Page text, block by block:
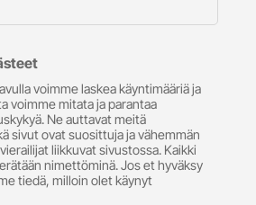
voimme laskea käyntimääriä ja
voimme mitata ja parantaa
Ne auttavat meitä
sivut ovat suosittuja ja vähemmän
liikkuvat sivustossa. Kaikki
nimettöminä. Jos et hyväksy
tiedä, milloin olet käynyt